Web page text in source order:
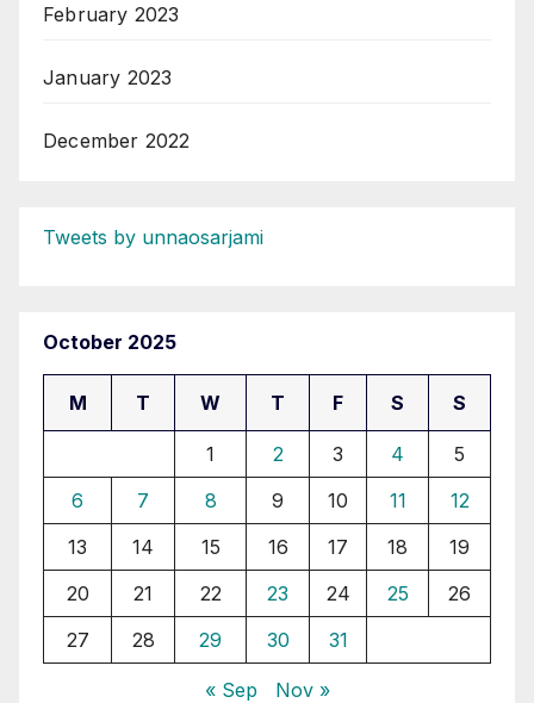
February 2023
January 2023
December 2022
Tweets by unnaosarjami
October 2025
M T W T F S S
1 2 3 4
5
6
7 8 9 10 11
12
13
14 15 16 17 18
19
20
21 22 23 24 25
26
27
28 29 30 31
« Sep Nov »